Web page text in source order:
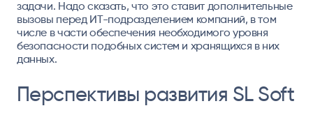
задачи. Надо сказать, что это ставит дополнительные
вызовы перед ИТ-подразделением компаний, в том
числе в части обеспечения необходимого уровня
безопасности подобных систем и хранящихся в них
данных.
Перспективы развития SL Soft